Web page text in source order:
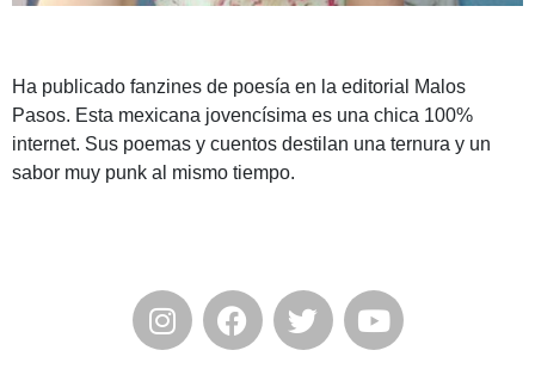
Ha publicado fanzines de poesía en la editorial Malos
Pasos. Esta mexicana jovencísima es una chica 100%
internet. Sus poemas y cuentos destilan una ternura y un
sabor muy punk al mismo tiempo.